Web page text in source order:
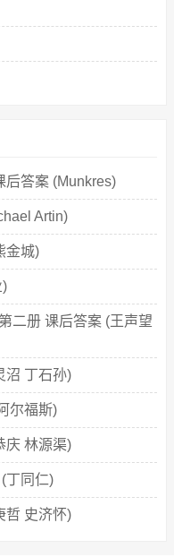
后答案 (Munkres)
Artin)
金城)
)
二册 课后答案 (王声望
沼 丁石孙)
尔福斯)
庆 林源渠)
丁同仁)
哲 史济怀)